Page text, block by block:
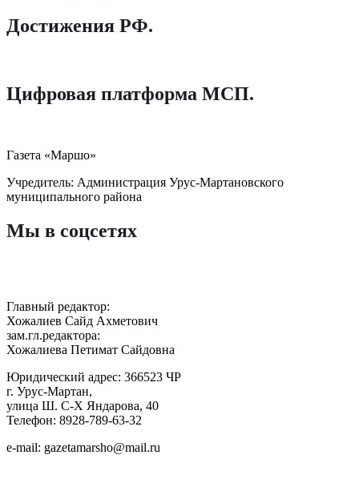
Достижения РФ.
Цифровая платформа МСП.
Газета «Маршо»
Учредитель: Администрация Урус-Мартановского
муниципального района
Мы в соцсетях
Главный редактор:
Хожалиев Сайд Ахметович
зам.гл.редактора:
Хожалиева Петимат Сайдовна
Юридический адрес: 366523 ЧР
г. Урус-Мартан,
улица Ш. С-Х Яндарова, 40
Телефон: 8928-789-63-32
e-mail: gazetamarsho@mail.ru